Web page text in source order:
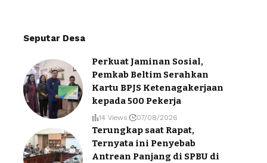
Seputar Desa
Perkuat Jaminan Sosial,
Pemkab Beltim Serahkan
Kartu BPJS Ketenagakerjaan
kepada 500 Pekerja
14 Views 07/08/2026
Terungkap saat Rapat,
Ternyata ini Penyebab
Antrean Panjang di SPBU di